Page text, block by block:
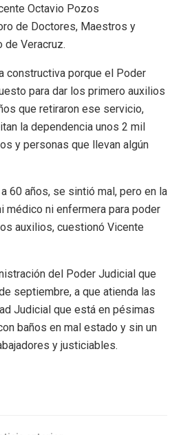
Octavio Pozos
de Doctores, Maestros y
de Veracruz.
constructiva porque el Poder
para dar los primero auxilios
que retiraron ese servicio,
la dependencia unos 2 mil
y personas que llevan algún
60 años, se sintió mal, pero en la
médico ni enfermera para poder
auxilios, cuestionó Vicente
del Poder Judicial que
septiembre, a que atienda las
Judicial que está en pésimas
baños en mal estado y sin un
y justiciables.